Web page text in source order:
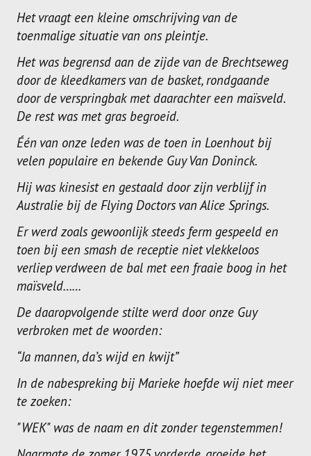
Het vraagt een kleine omschrijving van de
toenmalige situatie van ons pleintje.
Het was begrensd aan de zijde van de Brechtseweg
door de kleedkamers van de basket, rondgaande
door de verspringbak met daarachter een maïsveld.
De rest was met gras begroeid.
Één van onze leden was de toen in Loenhout bij
velen populaire en bekende Guy Van Doninck.
Hij was kinesist en gestaald door zijn verblijf in
Australie bij de Flying Doctors van Alice Springs.
Er werd zoals gewoonlijk steeds ferm gespeeld en
toen bij een smash de receptie niet vlekkeloos
verliep verdween de bal met een fraaie boog in het
maïsveld……
De daaropvolgende stilte werd door onze Guy
verbroken met de woorden:
“Ja mannen, da’s wijd en kwijt”
In de nabespreking bij Marieke hoefde wij niet meer
te zoeken:
"WEK" was de naam en dit zonder tegenstemmen!